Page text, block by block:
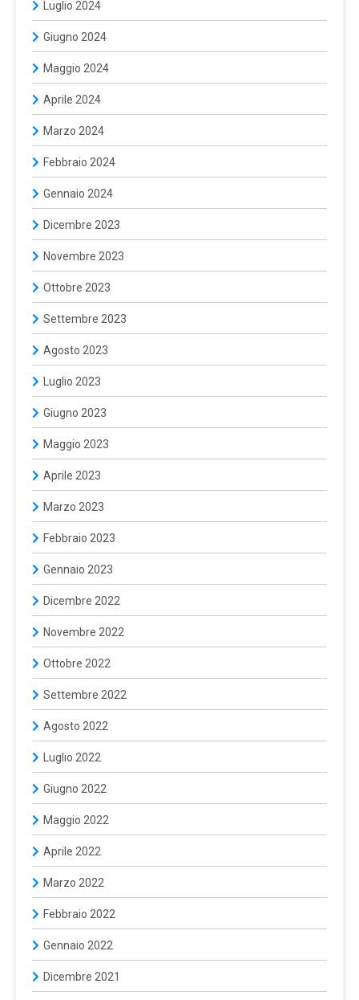
Luglio 2024
Giugno 2024
Maggio 2024
Aprile 2024
Marzo 2024
Febbraio 2024
Gennaio 2024
Dicembre 2023
Novembre 2023
Ottobre 2023
Settembre 2023
Agosto 2023
Luglio 2023
Giugno 2023
Maggio 2023
Aprile 2023
Marzo 2023
Febbraio 2023
Gennaio 2023
Dicembre 2022
Novembre 2022
Ottobre 2022
Settembre 2022
Agosto 2022
Luglio 2022
Giugno 2022
Maggio 2022
Aprile 2022
Marzo 2022
Febbraio 2022
Gennaio 2022
Dicembre 2021